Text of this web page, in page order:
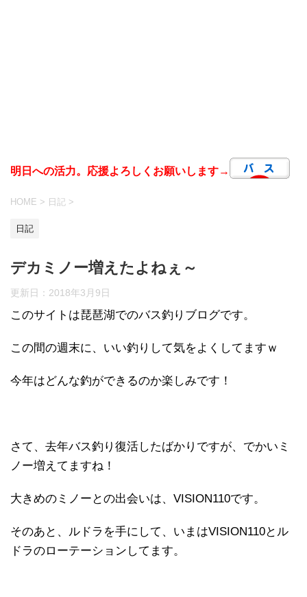
明日への活力。応援よろしくお願いします→
HOME > 日記 >
日記
デカミノー増えたよねぇ～
更新日： 2018年3月9日
このサイトは琵琶湖でのバス釣りブログです。
この間の週末に、いい釣りして気をよくしてますｗ
今年はどんな釣ができるのか楽しみです！
さて、去年バス釣り復活したばかりですが、でかいミ
ノー増えてますね！
大きめのミノーとの出会いは、VISION110です。
そのあと、ルドラを手にして、いまはVISION110とル
ドラのローテーションしてます。